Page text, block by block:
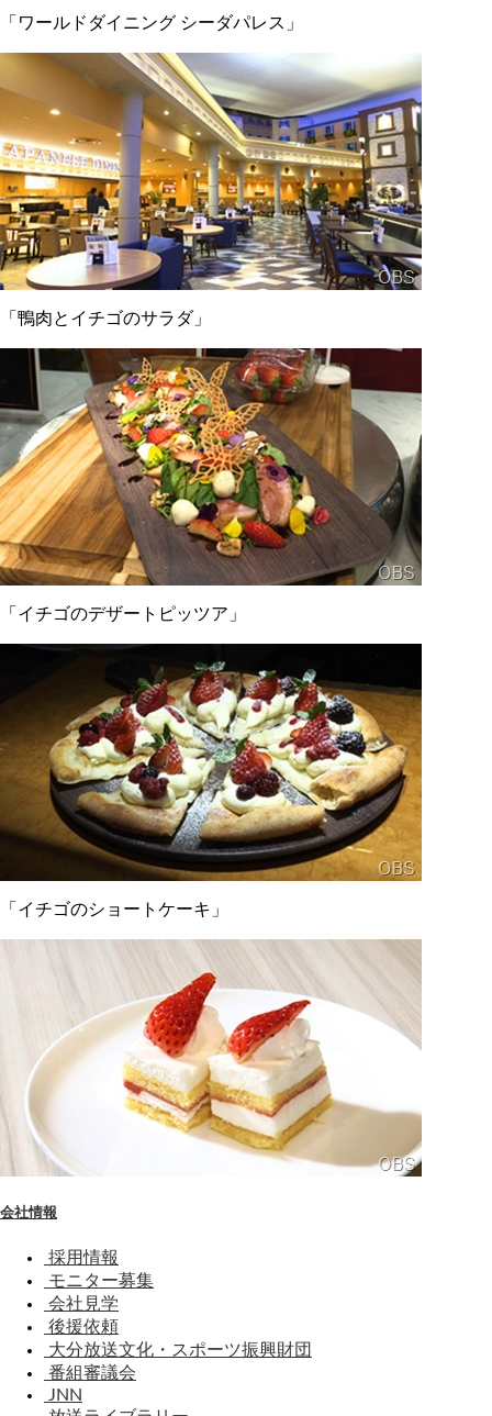
「ワールドダイニング シーダパレス」
「鴨肉とイチゴのサラダ」
「イチゴのデザートピッツア」
「イチゴのショートケーキ」
会社情報
採用情報
モニター募集
会社見学
後援依頼
大分放送文化・スポーツ振興財団
番組審議会
JNN